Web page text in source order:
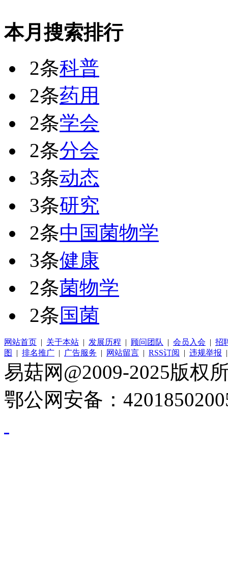
本月搜索排行
2条科普
2条药用
2条学会
2条分会
3条动态
3条研究
2条中国菌物学
3条健康
2条菌物学
2条国菌
网站首页 | 关于本站 | 发展历程 | 顾问团队 | 会员入会 | 招
图
| 排名推广 | 广告服务 | 网站留言 | RSS订阅 | 违规举报
易菇网@2009-2025版权
鄂公网安备：